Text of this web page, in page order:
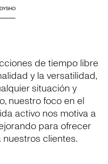
de tiempo libre
y la versatilidad,
situación y
nuestro foco en el
activo nos motiva a
para ofrecer
clientes.